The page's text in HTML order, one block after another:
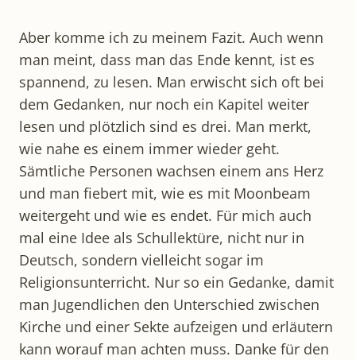
Aber komme ich zu meinem Fazit. Auch wenn
man meint, dass man das Ende kennt, ist es
spannend, zu lesen. Man erwischt sich oft bei
dem Gedanken, nur noch ein Kapitel weiter
lesen und plötzlich sind es drei. Man merkt,
wie nahe es einem immer wieder geht.
Sämtliche Personen wachsen einem ans Herz
und man fiebert mit, wie es mit Moonbeam
weitergeht und wie es endet. Für mich auch
mal eine Idee als Schullektüre, nicht nur in
Deutsch, sondern vielleicht sogar im
Religionsunterricht. Nur so ein Gedanke, damit
man Jugendlichen den Unterschied zwischen
Kirche und einer Sekte aufzeigen und erläutern
kann worauf man achten muss. Danke für den